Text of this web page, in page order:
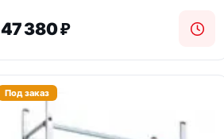
47 380₽
Под заказ